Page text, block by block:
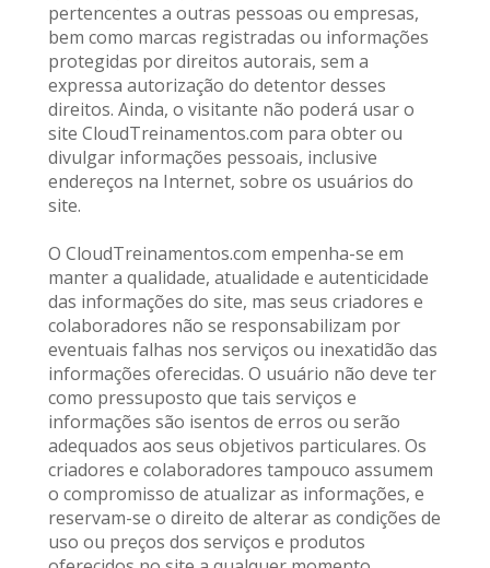
pertencentes a outras pessoas ou empresas,
bem como marcas registradas ou informações
protegidas por direitos autorais, sem a
expressa autorização do detentor desses
direitos. Ainda, o visitante não poderá usar o
site CloudTreinamentos.com para obter ou
divulgar informações pessoais, inclusive
endereços na Internet, sobre os usuários do
site.
O CloudTreinamentos.com empenha-se em
manter a qualidade, atualidade e autenticidade
das informações do site, mas seus criadores e
colaboradores não se responsabilizam por
eventuais falhas nos serviços ou inexatidão das
informações oferecidas. O usuário não deve ter
como pressuposto que tais serviços e
informações são isentos de erros ou serão
adequados aos seus objetivos particulares. Os
criadores e colaboradores tampouco assumem
o compromisso de atualizar as informações, e
reservam-se o direito de alterar as condições de
uso ou preços dos serviços e produtos